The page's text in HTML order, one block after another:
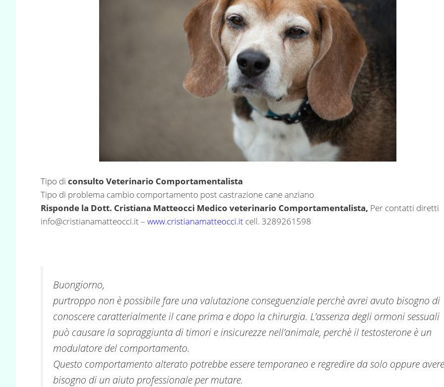
Tipo di consulto Veterinario Comportamentalista
Tipo di problema cambio comportamento post castrazione cane anziano
Risponde la Dott. Cristiana Matteocci Medico veterinario Comportamentalista, Per contatti diretti
info@cristianamatteocci.it– www.cristianamatteocci.it cell. 3289261598
Buongiorno,
purtroppo non è possibile fare una valutazione conseguenziale perchè avrei avuto bisogno di
conoscere caratterialmente il cane prima e dopo la chirurgia. L’assenza degli ormoni sessuali
può causare la sopraggiunta di timori e insicurezze nell’animale, perchè il testosterone è un
modulatore del comportamento.
Questo comportamento alterato potrebbe essere temporaneo e regredire da solo oppure avere
bisogno di un aiuto professionale per mutare.